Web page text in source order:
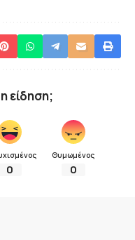
είδηση;
0
Θυμωμένος
0